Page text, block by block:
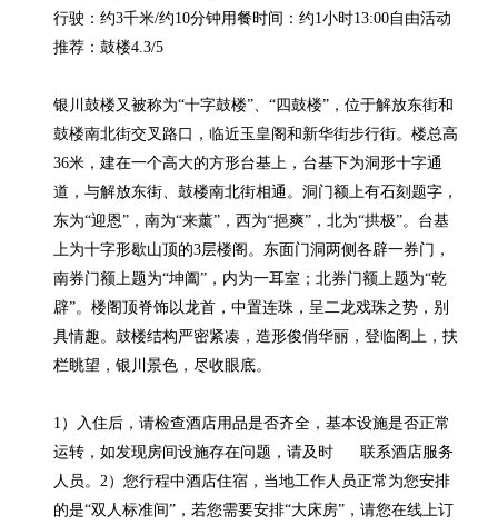
行驶：约3千米/约10分钟用餐时间：约1小时13:00自由活动
推荐：鼓楼4.3/5
银川鼓楼又被称为“十字鼓楼”、“四鼓楼”，位于解放东街和
鼓楼南北街交叉路口，临近玉皇阁和新华街步行街。楼总高
36米，建在一个高大的方形台基上，台基下为洞形十字通
道，与解放东街、鼓楼南北街相通。洞门额上有石刻题字，
东为“迎恩”，南为“来薰”，西为“挹爽”，北为“拱极”。台基
上为十字形歇山顶的3层楼阁。东面门洞两侧各辟一券门，
南券门额上题为“坤阖”，内为一耳室；北券门额上题为“乾
辟”。楼阁顶脊饰以龙首，中置连珠，呈二龙戏珠之势，别
具情趣。鼓楼结构严密紧凑，造形俊俏华丽，登临阁上，扶
栏眺望，银川景色，尽收眼底。
1）入住后，请检查酒店用品是否齐全，基本设施是否正常
运转，如发现房间设施存在问题，请及时      联系酒店服务
人员。2）您行程中酒店住宿，当地工作人员正常为您安排
的是“双人标准间”，若您需要安排“大床房”，请您在线上订